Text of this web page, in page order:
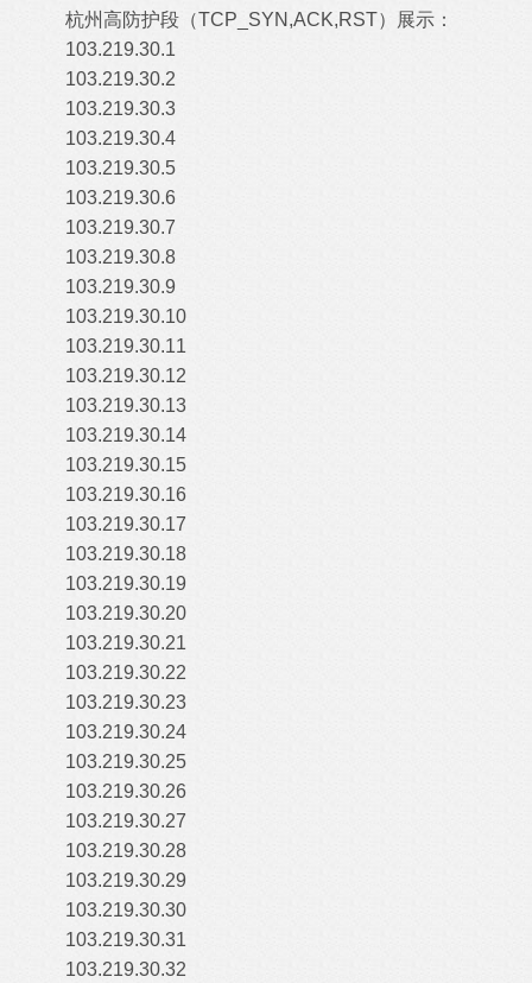
杭州高防护段（TCP_SYN,ACK,RST）展示：
103.219.30.1
103.219.30.2
103.219.30.3
103.219.30.4
103.219.30.5
103.219.30.6
103.219.30.7
103.219.30.8
103.219.30.9
103.219.30.10
103.219.30.11
103.219.30.12
103.219.30.13
103.219.30.14
103.219.30.15
103.219.30.16
103.219.30.17
103.219.30.18
103.219.30.19
103.219.30.20
103.219.30.21
103.219.30.22
103.219.30.23
103.219.30.24
103.219.30.25
103.219.30.26
103.219.30.27
103.219.30.28
103.219.30.29
103.219.30.30
103.219.30.31
103.219.30.32